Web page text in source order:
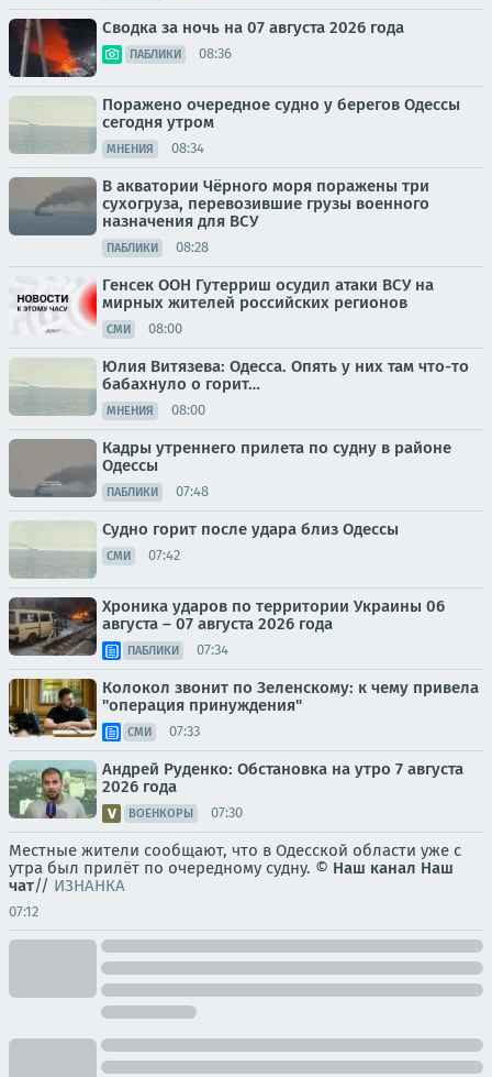
Сводка за ночь на 07 августа 2026 года
ПАБЛИКИ 08:36
Поражено очередное судно у берегов Одессы
сегодня утром
МНЕНИЯ 08:34
В акватории Чёрного моря поражены три
сухогруза, перевозившие грузы военного
назначения для ВСУ
ПАБЛИКИ 08:28
Генсек ООН Гутерриш осудил атаки ВСУ на
мирных жителей российских регионов
СМИ 08:00
Юлия Витязева: Одесса. Опять у них там что-то
бабахнуло о горит…
МНЕНИЯ 08:00
Кадры утреннего прилета по судну в районе
Одессы
ПАБЛИКИ 07:48
Судно горит после удара близ Одессы
СМИ 07:42
Хроника ударов по территории Украины 06
августа – 07 августа 2026 года
ПАБЛИКИ 07:34
Колокол звонит по Зеленскому: к чему привела
"операция принуждения"
СМИ 07:33
Андрей Руденко: Обстановка на утро 7 августа
2026 года
ВОЕНКОРЫ 07:30
Местные жители сообщают, что в Одесской области уже с
утра был прилёт по очередному судну. © Наш канал Наш
чат// ИЗНАНКА
07:12